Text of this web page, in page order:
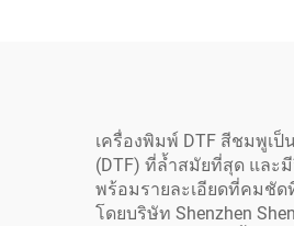
เครื่องพิมพ์ DTF สีชมพูเ
(DTF) ที่ล้ำสมัยที่สุด และ
พร้อมรายละเอียดที่คมชั
โดยบริษัท Shenzhen